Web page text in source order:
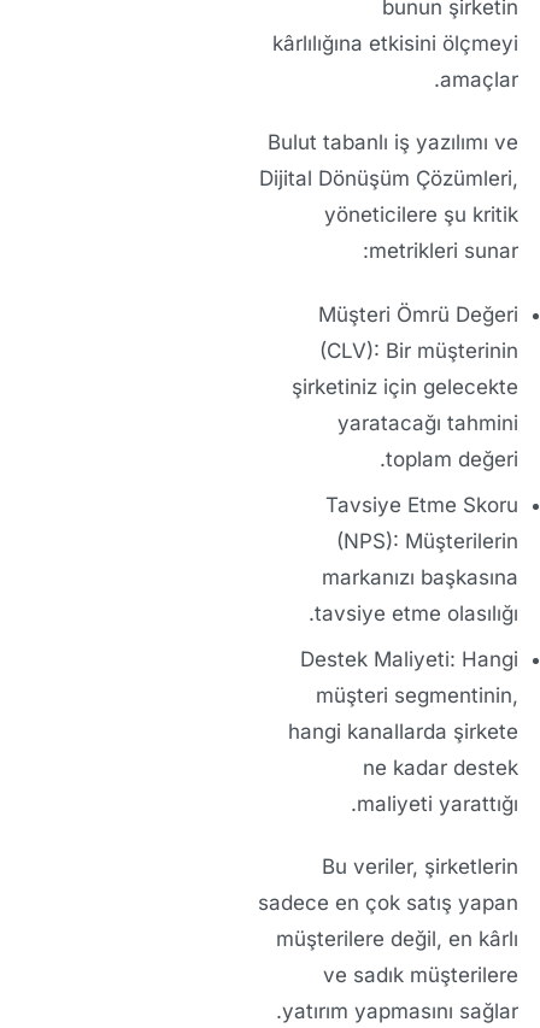
bunun şirketin
kârlılığına etkisini ölçmeyi
amaçlar.
Bulut tabanlı iş yazılımı ve
Dijital Dönüşüm Çözümleri,
yöneticilere şu kritik
metrikleri sunar:
Müşteri Ömrü Değeri
(CLV): Bir müşterinin
şirketiniz için gelecekte
yaratacağı tahmini
toplam değeri.
Tavsiye Etme Skoru
(NPS): Müşterilerin
markanızı başkasına
tavsiye etme olasılığı.
Destek Maliyeti: Hangi
müşteri segmentinin,
hangi kanallarda şirkete
ne kadar destek
maliyeti yarattığı.
Bu veriler, şirketlerin
sadece en çok satış yapan
müşterilere değil, en kârlı
ve sadık müşterilere
yatırım yapmasını sağlar.